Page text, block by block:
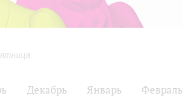
Декабрь Январь Февраль